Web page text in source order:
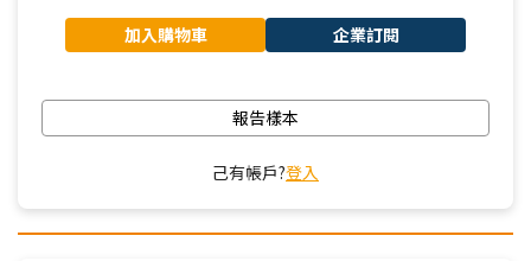
加入購物車 企業訂閱
報告樣本
己有帳戶?登入